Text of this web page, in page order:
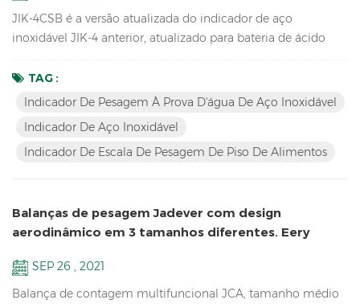
JIK-4CSB é a versão atualizada do indicador de aço
inoxidável JIK-4 anterior, atualizado para bateria de ácido
d'água, classificação IP67 à prova d'água, também tem
versão LED JIK-4ECSB. Recursos: Resolução de até 1/30000
Estrutura de aço inoxidável à prova d'água com teclado
mecânico Co...
TAG :
Indicador De Pesagem À Prova D'água De Aço Inoxidável
Indicador De Aço Inoxidável
Indicador De Escala De Pesagem De Piso De Alimentos
Balanças de pesagem Jadever com design
aerodinâmico em 3 tamanhos diferentes. Eery
SEP 26 , 2021
Balança de contagem multifuncional JCA, tamanho médio